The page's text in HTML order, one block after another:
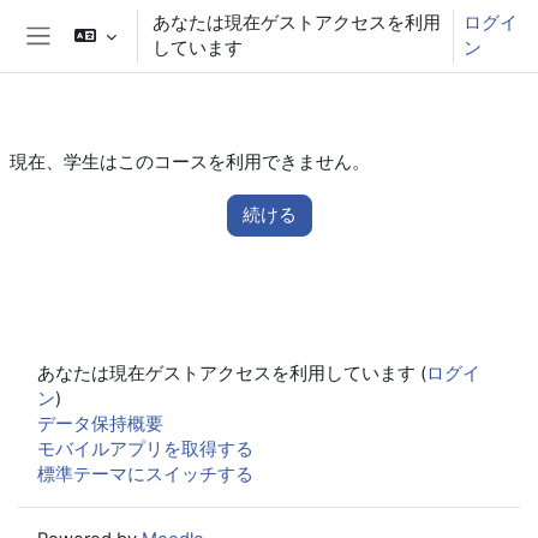
メインコンテンツへスキップする
サイドパネル
あなたは現在ゲストアクセスを利用
しています
ログイ
ン
現在、学生はこのコースを利用できません。
続ける
あなたは現在ゲストアクセスを利用しています (ログイ
ン)
データ保持概要
モバイルアプリを取得する
標準テーマにスイッチする